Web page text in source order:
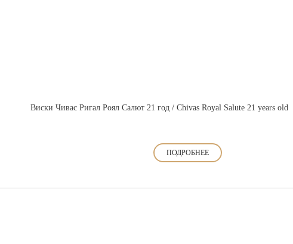
Виски Чивас Ригал Роял Салют 21 год / Chivas Royal Salute 21 years old
ПОДРОБНЕЕ